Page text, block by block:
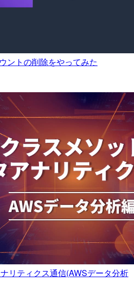
ントの削除をやってみた
リティクス通信(AWSデータ分析